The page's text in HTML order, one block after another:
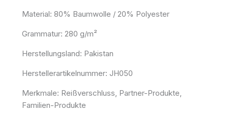
Material: 80% Baumwolle / 20% Polyester
Grammatur: 280 g/m²
Herstellungsland: Pakistan
Herstellerartikelnummer: JH050
Merkmale: Reißverschluss, Partner-Produkte,
Familien-Produkte